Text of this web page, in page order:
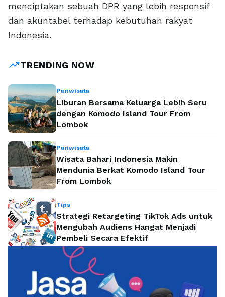
menciptakan sebuah DPR yang lebih responsif
dan akuntabel terhadap kebutuhan rakyat
Indonesia.
trending_upTRENDING NOW
Pariwisata
Liburan Bersama Keluarga Lebih Seru
dengan Komodo Island Tour From
Lombok
Pariwisata
Wisata Bahari Indonesia Makin
Mendunia Berkat Komodo Island Tour
From Lombok
Tips
Strategi Retargeting TikTok Ads untuk
Mengubah Audiens Hangat Menjadi
Pembeli Secara Efektif